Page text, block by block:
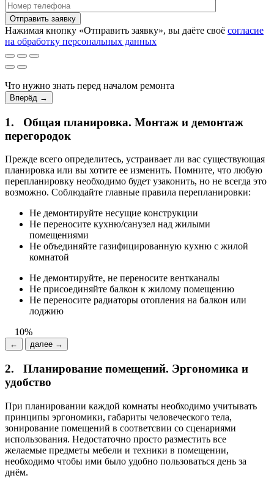
Нажимая кнопку «Отправить заявку», вы даёте своё согласие
на обработку персональных данных
Что нужно знать перед началом ремонта
Вперёд →
1.
Общая планировка. Монтаж и демонтаж
перегородок
Прежде всего определитесь, устраивает ли вас существующая
планировка или вы хотите ее изменить. Помните, что любую
перепланировку необходимо будет узаконить, но не всегда это
возможно. Соблюдайте главные правила перепланировки:
Не демонтируйте несущие конструкции
Не переносите кухню/санузел над жилыми
помещениями
Не объединяйте газифицированную кухню с жилой
комнатой
Не демонтируйте, не переносите вентканалы
Не присоединяйте балкон к жилому помещению
Не переносите радиаторы отопления на балкон или
лоджию
10%
← далее →
2.
Планирование помещений. Эргономика и
удобство
При планировании каждой комнаты необходимо учитывать
принципы эргономики, габариты человеческого тела,
зонирование помещений в соответсвии со сценариями
использования. Недостаточно просто разместить все
желаемые предметы мебели и техники в помещении,
необходимо чтобы ими было удобно пользоваться день за
днём.